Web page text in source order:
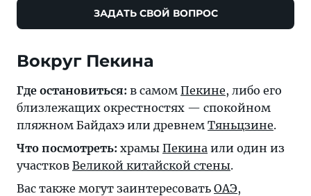
ЗАДАТЬ СВОЙ ВОПРОС
Вокруг Пекина
Где остановиться: в самом Пекине, либо его
близлежащих окрестностях — спокойном
пляжном Байдахэ или древнем Тяньцзине.
Что посмотреть: храмы Пекина или один из
участков Великой китайской стены.
Вас также могут заинтересовать ОАЭ,